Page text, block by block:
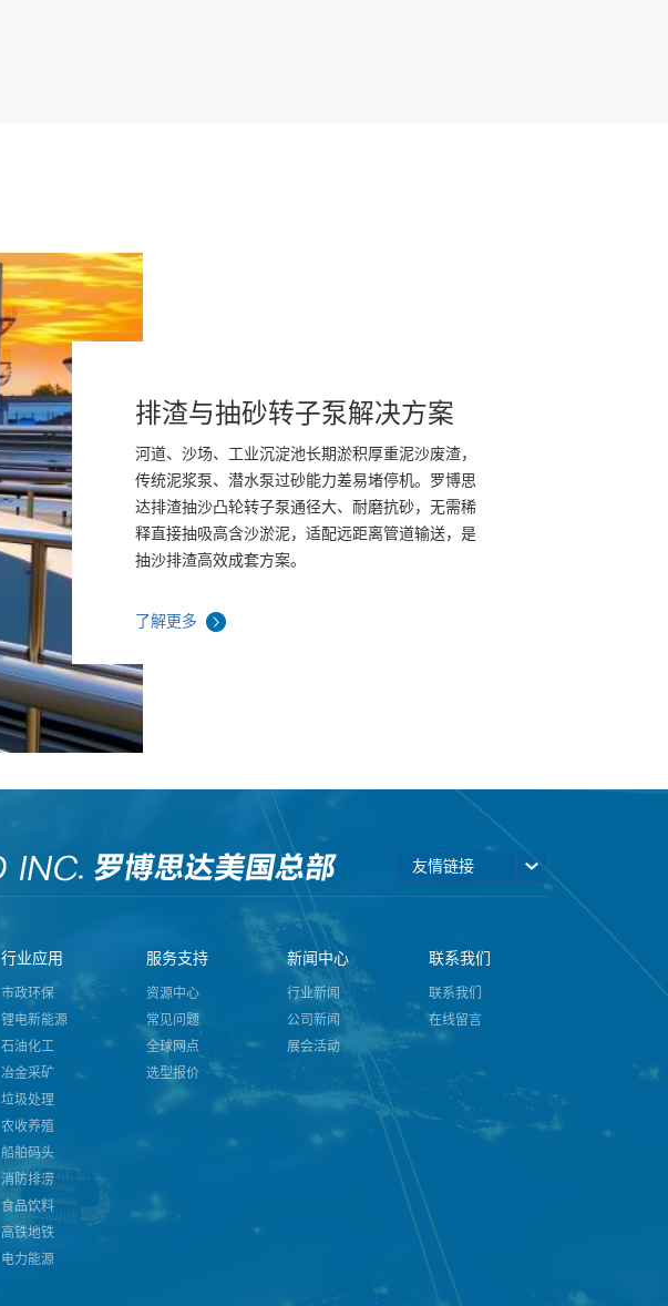
排渣与抽砂转子泵解决方案
河道、沙场、工业沉淀池长期淤积厚重泥沙废渣，
传统泥浆泵、潜水泵过砂能力差易堵停机。罗博思
达排渣抽沙凸轮转子泵通径大、耐磨抗砂，无需稀
释直接抽吸高含沙淤泥，适配远距离管道输送，是
抽沙排渣高效成套方案。
了解更多
友情链接
行业应用
市政环保
锂电新能源
石油化工
冶金采矿
垃圾处理
农收养殖
船舶码头
消防排涝
食品饮料
高铁地铁
电力能源
服务支持
资源中心
常见问题
全球网点
选型报价
新闻中心
行业新闻
公司新闻
展会活动
联系我们
联系我们
在线留言